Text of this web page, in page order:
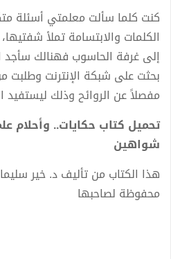
كنت كلما سألت معلمتي أسئلة
الكلمات والابتسامة تملأ
إلى غرفة الحاسوب فهنالك سأجد
بحثت على شبكة الإنترنت وطلبت
مفصلاً عن الروائح وذلك ليستفيد
شواهين
هذا الكتاب من تأليف د. خير
محفوظة لصاحبها